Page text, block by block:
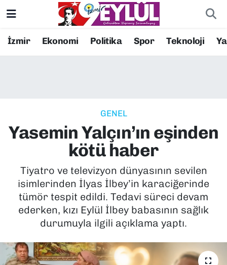
İzmir Ekonomi Politika Spor Teknoloji
GENEL
Yasemin Yalçın’ın eşinden
kötü haber
Tiyatro ve televizyon dünyasının sevilen
isimlerinden İlyas İlbey’in karaciğerinde
tümör tespit edildi. Tedavi süreci devam
ederken, kızı Eylül İlbey babasının sağlık
durumuyla ilgili açıklama yaptı.
Resmi İlanlar
EKONOMİ
KÜLTÜR SANAT
MAGAZİN
POLİTİKA
SAĞLIK
Konak Nöbetçi Eczaneler
Süper Lig Puan Durumu ve Fikstür
Tüm Manşetler
Son Dakika Haberleri
Haber Arşivi